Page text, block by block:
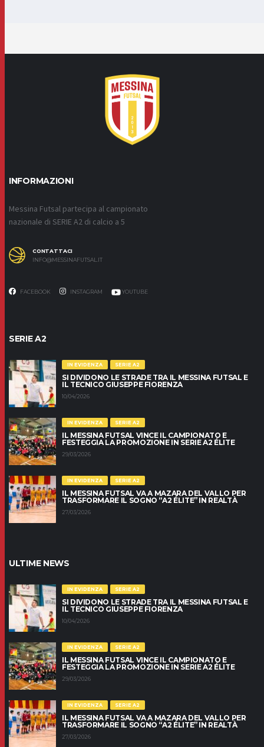
INFORMAZIONI
Messina Futsal partecipa al campionato
nazionale di SERIE A2 di calcio a 5
CONTATTACI
INFO@MESSINAFUTSAL.IT
FACEBOOK INSTAGRAM YOUTUBE
SERIE A2
IN EVIDENZA SERIE A2
SI DIVIDONO LE STRADE TRA IL MESSINA FUTSAL E
IL TECNICO GIUSEPPE FIORENZA
10/04/2026
IN EVIDENZA SERIE A2
IL MESSINA FUTSAL VINCE IL CAMPIONATO E
FESTEGGIA LA PROMOZIONE IN SERIE A2 ÉLITE
29/03/2026
IN EVIDENZA SERIE A2
IL MESSINA FUTSAL VA A MAZARA DEL VALLO PER
TRASFORMARE IL SOGNO “A2 ÉLITE” IN REALTÀ
27/03/2026
ULTIME NEWS
IN EVIDENZA SERIE A2
SI DIVIDONO LE STRADE TRA IL MESSINA FUTSAL E
IL TECNICO GIUSEPPE FIORENZA
10/04/2026
IN EVIDENZA SERIE A2
IL MESSINA FUTSAL VINCE IL CAMPIONATO E
FESTEGGIA LA PROMOZIONE IN SERIE A2 ÉLITE
29/03/2026
IN EVIDENZA SERIE A2
IL MESSINA FUTSAL VA A MAZARA DEL VALLO PER
TRASFORMARE IL SOGNO “A2 ÉLITE” IN REALTÀ
27/03/2026